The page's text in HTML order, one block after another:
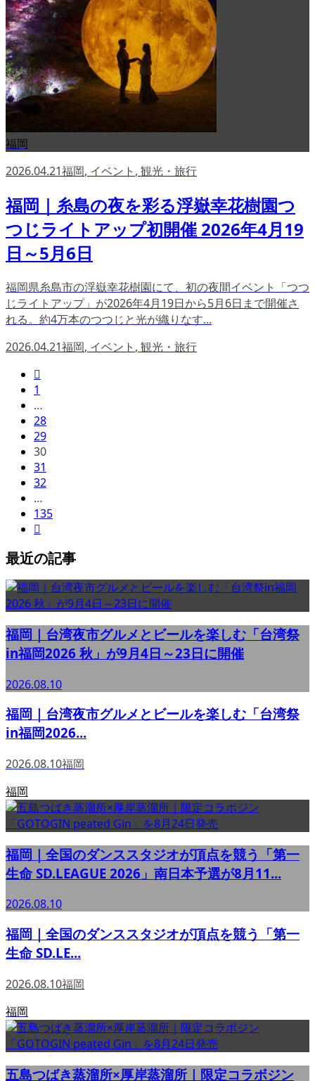
福岡
2026.04.21福岡, イベント , 観光・旅行
福岡｜糸島の夜を彩る浮嶽幸花樹園つ
つじライトアップ初開催 2026年4月19
日～5月6日
福岡県糸島市の浮嶽幸花樹園にて、初の夜間イベント「つつ
じライトアップ」が2026年4月19日から5月6日まで開催さ
れる。約4万本のつつじと光が織りなす...
2026.04.21福岡, イベント , 観光・旅行

1
…
28
29
30
31
32
…
135

最近の記事
福岡｜台湾夜市グルメとビールを楽しむ「台湾祭
in福岡2026 秋」が9月4日～23日に開催
2026.08.10
福岡｜台湾夜市グルメとビールを楽しむ「台湾祭
in福岡2026...
2026.08.10福岡
福岡
福岡｜全国のダンススタジオが頂点を競う「第一
生命 SD.LEAGUE 2026」南日本予選が8月11...
2026.08.10
福岡｜全国のダンススタジオが頂点を競う「第一
生命 SD.LE...
2026.08.10福岡
福岡
五島つばき蒸溜所×厚岸蒸溜所｜限定コラボジン